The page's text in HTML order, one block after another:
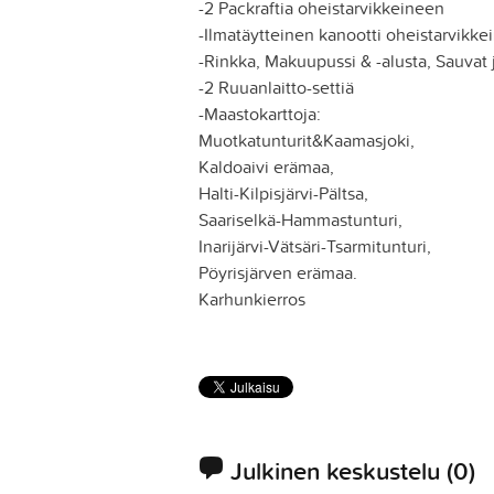
-2 Packraftia oheistarvikkeineen
-Ilmatäytteinen kanootti
-Rinkka, Makuupussi & -alusta, Sauvat
-2 Ruuanlaitto-settiä
-Maastokarttoja:
Muotkatunturit&Kaamasjoki,
Kaldoaivi erämaa,
Halti-Kilpisjärvi-Pältsa,
Saariselkä-Hammastunturi,
Inarijärvi-Vätsäri-Tsarmitunturi,
Pöyrisjärven erämaa.
Karhunkierros
Julkinen keskustelu (0)